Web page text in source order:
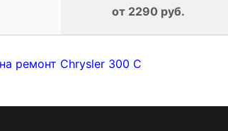
от 2290 руб.
ремонт Chrysler 300 C